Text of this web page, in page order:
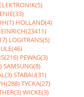
HOLLAND(4)
LOGITRANS(5)
PEWAG(3)
SAMSUNG(8)
STABAU(31)
TYCKA(27)
WICKE(3)